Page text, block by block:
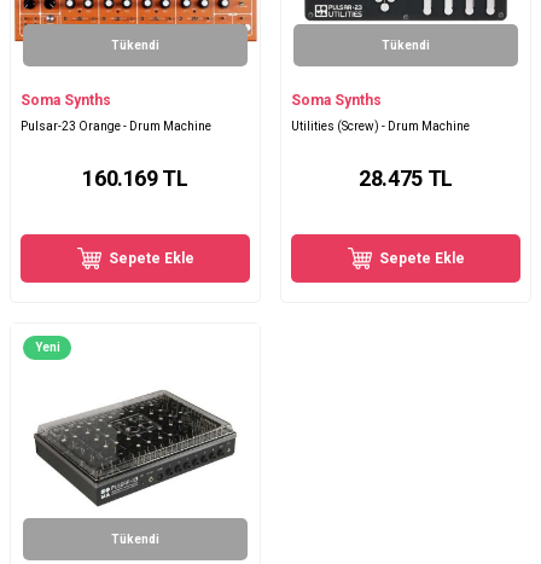
Tükendi
Soma Synths
Pulsar-23 Orange - Drum Machine
160.169TL
Sepete Ekle
Tükendi
Soma Synths
Utilities (Screw) - Drum Machine
28.475TL
Sepete Ekle
Yeni
Tükendi